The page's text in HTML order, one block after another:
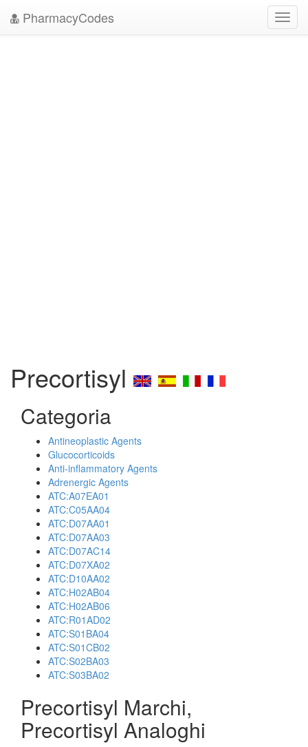
PharmacyCodes
Precortisyl
Categoria
Antineoplastic Agents
Glucocorticoids
Anti-inflammatory Agents
Adrenergic Agents
ATC:A07EA01
ATC:C05AA04
ATC:D07AA01
ATC:D07AA03
ATC:D07AC14
ATC:D07XA02
ATC:D10AA02
ATC:H02AB04
ATC:H02AB06
ATC:R01AD02
ATC:S01BA04
ATC:S01CB02
ATC:S02BA03
ATC:S03BA02
Precortisyl Marchi,
Precortisyl Analoghi